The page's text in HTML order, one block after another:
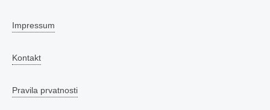
Impressum
Kontakt
Pravila prvatnosti